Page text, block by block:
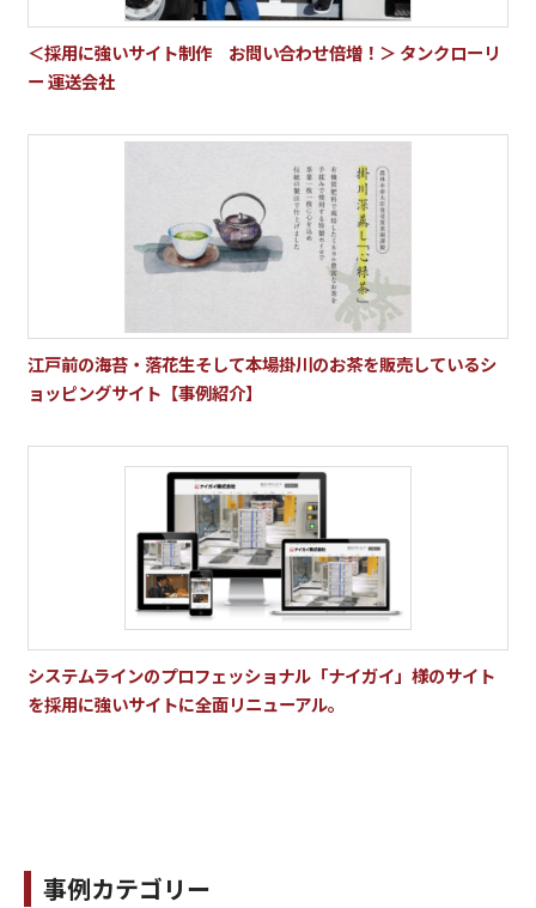
＜採用に強いサイト制作 お問い合わせ倍増！＞ タンクローリ
ー 運送会社
江戸前の海苔・落花生そして本場掛川のお茶を販売しているシ
ョッピングサイト【事例紹介】
システムラインのプロフェッショナル「ナイガイ」様のサイト
を採用に強いサイトに全面リニューアル。
事例カテゴリー